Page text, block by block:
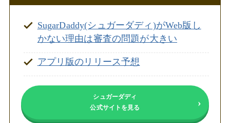
SugarDaddy(シュガーダディ)がWeb版し
かない理由は審査の問題が大きい
アプリ版のリリース予想
シュガーダディ
公式サイトを見る